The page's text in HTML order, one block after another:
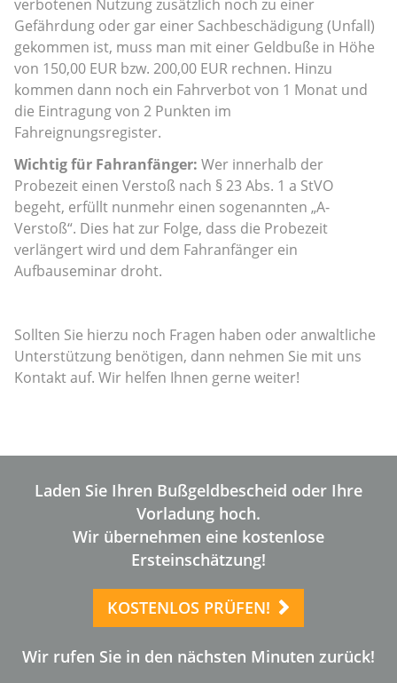
verbotenen Nutzung zusätzlich noch zu einer
Gefährdung oder gar einer Sachbeschädigung (Unfall)
gekommen ist, muss man mit einer Geldbuße in Höhe
von 150,00 EUR bzw. 200,00 EUR rechnen. Hinzu
kommen dann noch ein Fahrverbot von 1 Monat und
die Eintragung von 2 Punkten im
Fahreignungsregister.
Wichtig für Fahranfänger: Wer innerhalb der
Probezeit einen Verstoß nach § 23 Abs. 1 a StVO
begeht, erfüllt nunmehr einen sogenannten „A-
Verstoß“. Dies hat zur Folge, dass die Probezeit
verlängert wird und dem Fahranfänger ein
Aufbauseminar droht.
Sollten Sie hierzu noch Fragen haben oder anwaltliche
Unterstützung benötigen, dann nehmen Sie mit uns
Kontakt auf. Wir helfen Ihnen gerne weiter!
Laden Sie Ihren Bußgeldbescheid oder Ihre
Vorladung hoch.
Wir übernehmen eine kostenlose
Ersteinschätzung!
KOSTENLOS PRÜFEN!
Wir rufen Sie in den nächsten Minuten zurück!